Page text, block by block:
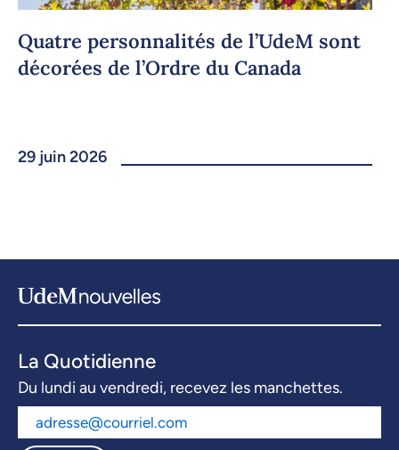
Quatre personnalités de l’UdeM sont
décorées de l’Ordre du Canada
29 juin 2026
La Quotidienne
Du lundi au vendredi, recevez les manchettes.